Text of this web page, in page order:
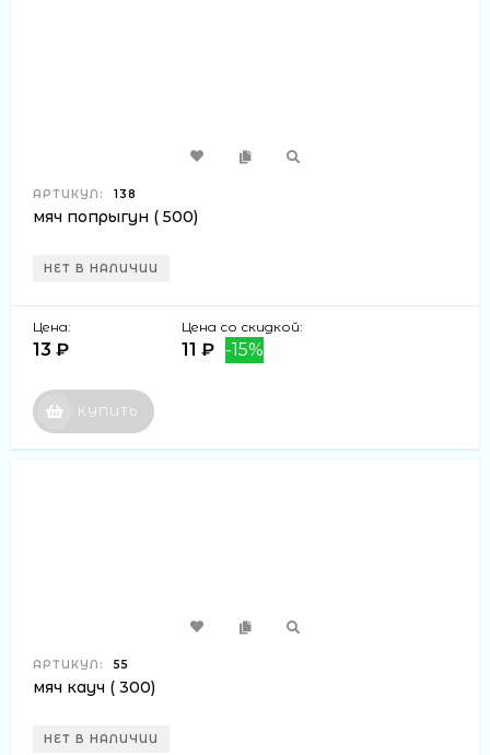
АРТИКУЛ: 138
мяч попрыгун ( 500)
НЕТ В НАЛИЧИИ
Цена:
13 ₽
Цена со скидкой:
11 ₽ -15%
КУПИТЬ
АРТИКУЛ: 55
мяч кауч ( 300)
НЕТ В НАЛИЧИИ